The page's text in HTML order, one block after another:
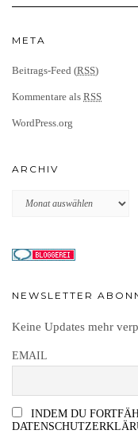
META
Beitrags-Feed (RSS)
Kommentare als RSS
WordPress.org
ARCHIV
Archiv
NEWSLETTER
Keine Updates mehr
EMAIL
INDEM DU